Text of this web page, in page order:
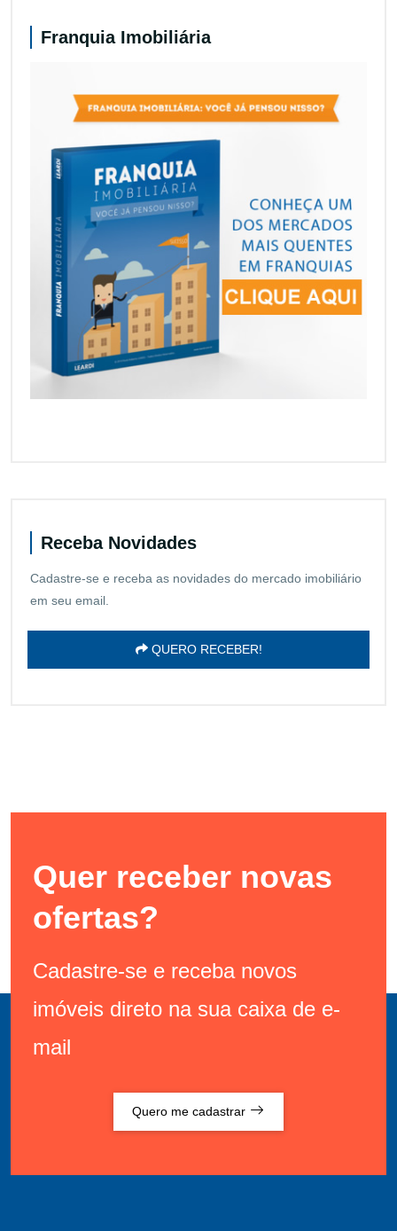
Franquia Imobiliária
Receba Novidades
Cadastre-se e receba as novidades do mercado imobiliário
em seu email.
QUERO RECEBER!
Quer receber novas
ofertas?
Cadastre-se e receba novos
imóveis direto na sua caixa de e-
mail
Quero me cadastrar